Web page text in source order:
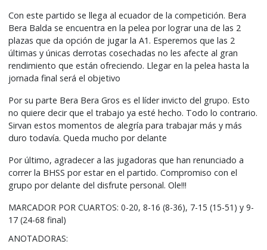
Con este partido se llega al ecuador de la competición. Bera
Bera Balda se encuentra en la pelea por lograr una de las 2
plazas que da opción de jugar la A1. Esperemos que las 2
últimas y únicas derrotas cosechadas no les afecte al gran
rendimiento que están ofreciendo. Llegar en la pelea hasta la
jornada final será el objetivo
Por su parte Bera Bera Gros es el líder invicto del grupo. Esto
no quiere decir que el trabajo ya esté hecho. Todo lo contrario.
Sirvan estos momentos de alegría para trabajar más y más
duro todavía. Queda mucho por delante
Por último, agradecer a las jugadoras que han renunciado a
correr la BHSS por estar en el partido. Compromiso con el
grupo por delante del disfrute personal. Ole!!!
MARCADOR POR CUARTOS: 0-20, 8-16 (8-36), 7-15 (15-51) y 9-
17 (24-68 final)
ANOTADORAS: